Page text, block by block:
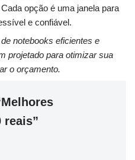
opção é uma janela para
e confiável.
notebooks eficientes e
projetado para otimizar sua
o orçamento.
reais”